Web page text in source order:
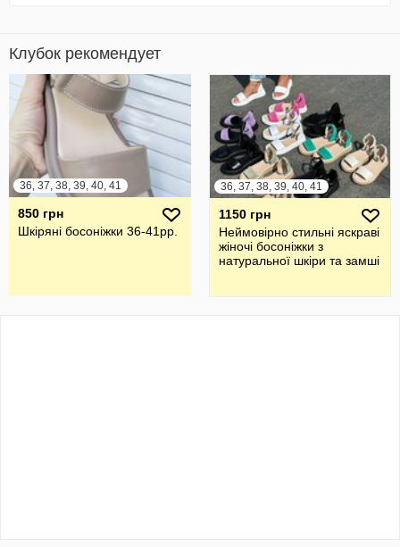
Клубок рекомендует
36, 37, 38, 39, 40, 41
850 грн
Шкіряні босоніжки 36-41рр.
36, 37, 38, 39, 40, 41
1150 грн
Неймовірно стильні яскраві
жіночі босоніжки з
натуральної шкіри та замші